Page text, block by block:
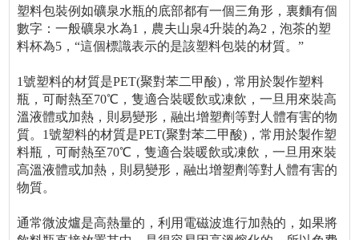
塑料包裝例如礦泉水瓶的底部都有一個三角形，裏麵有個
數字：一般礦泉水為1，農夫山泉4升裝的為2，泡茶的塑
料杯為5，“這個標識表示的是該塑料包裝的材質。”
1號塑料的材質是PET(聚對苯二甲酸)，常用於製作塑料
瓶，可耐熱至70℃，隻適合裝暖飲或凍飲，一旦用來裝高
溫液體或加熱，則易變形，融出增塑劑等對人體有害的物
質。1號塑料的材質是PET(聚對苯二甲酸)，常用於製作塑
料瓶，可耐熱至70℃，隻適合裝暖飲或凍飲，一旦用來裝
高溫液體或加熱，則易變形，融出增塑劑等對人體有害的
物質。
通常微波爐是高熱量的，利用電磁波進行加熱的，如果將